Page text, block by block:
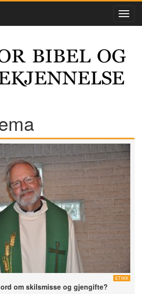
ETIKK
om skilsmisse og gjengifte?